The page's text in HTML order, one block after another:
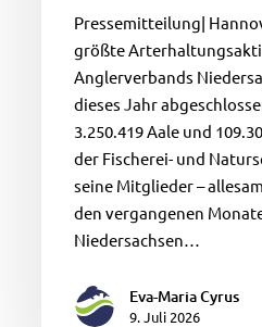
Pressemitteilung|
größte
Anglerverbands
dieses Jahr
3.250.419 Aale und
der Fischerei- und
seine Mitglieder –
den vergangenen
Niedersachsen…
Eva-Maria Cyrus
9. Juli 2026